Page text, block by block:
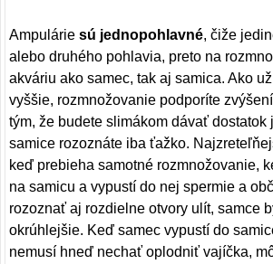
Ampuláriesú jednopohlavné, čiže
alebo druhého pohlavia, preto na
akváriu ako samec, tak aj samica. Ako
vyššie, rozmnožovanie podporíte
tým, že budete slimákom dávať dostatok
samice rozoznáte iba ťažko.
keď prebieha samotné rozmnožovanie,
na samicu a vypustí do nej spermie a
rozoznať aj rozdielne otvory ulít, samce
okrúhlejšie. Keď samec vypustí do
nemusí hneď nechať oplodniť vajíčka,